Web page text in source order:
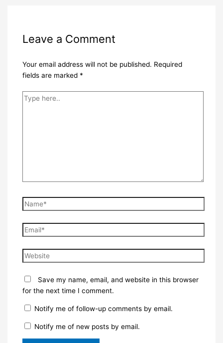
Leave a Comment
Your email address will not be published. Required
fields are marked *
Type
Name*
Email*
Website
Save my name, email, and website in this browser
for the next time I comment.
Notify me of follow-up comments by email.
Notify me of new posts by email.